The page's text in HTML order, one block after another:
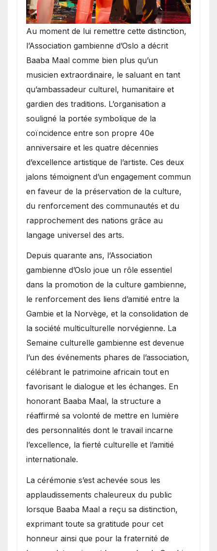
​Au moment de lui remettre cette distinction,
l’Association gambienne d’Oslo a décrit
Baaba Maal comme bien plus qu’un
musicien extraordinaire, le saluant en tant
qu’ambassadeur culturel, humanitaire et
gardien des traditions. L’organisation a
souligné la portée symbolique de la
coïncidence entre son propre 40e
anniversaire et les quatre décennies
d’excellence artistique de l’artiste. Ces deux
jalons témoignent d’un engagement commun
en faveur de la préservation de la culture,
du renforcement des communautés et du
rapprochement des nations grâce au
langage universel des arts.
​Depuis quarante ans, l’Association
gambienne d’Oslo joue un rôle essentiel
dans la promotion de la culture gambienne,
le renforcement des liens d’amitié entre la
Gambie et la Norvège, et la consolidation de
la société multiculturelle norvégienne. La
Semaine culturelle gambienne est devenue
l’un des événements phares de l’association,
célébrant le patrimoine africain tout en
favorisant le dialogue et les échanges. En
honorant Baaba Maal, la structure a
réaffirmé sa volonté de mettre en lumière
des personnalités dont le travail incarne
l’excellence, la fierté culturelle et l’amitié
internationale.
​La cérémonie s’est achevée sous les
applaudissements chaleureux du public
lorsque Baaba Maal a reçu sa distinction,
exprimant toute sa gratitude pour cet
honneur ainsi que pour la fraternité de